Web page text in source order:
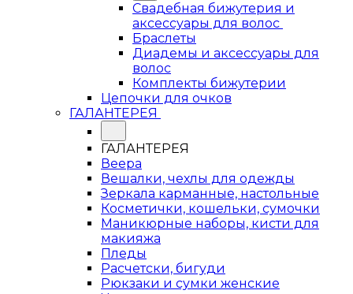
Свадебная бижутерия и
аксессуары для волос
Браслеты
Диадемы и аксессуары для
волос
Комплекты бижутерии
Цепочки для очков
ГАЛАНТЕРЕЯ
ГАЛАНТЕРЕЯ
Веера
Вешалки, чехлы для одежды
Зеркала карманные, настольные
Косметички, кошельки, сумочки
Маникюрные наборы, кисти для
макияжа
Пледы
Расчетски, бигуди
Рюкзаки и сумки женские